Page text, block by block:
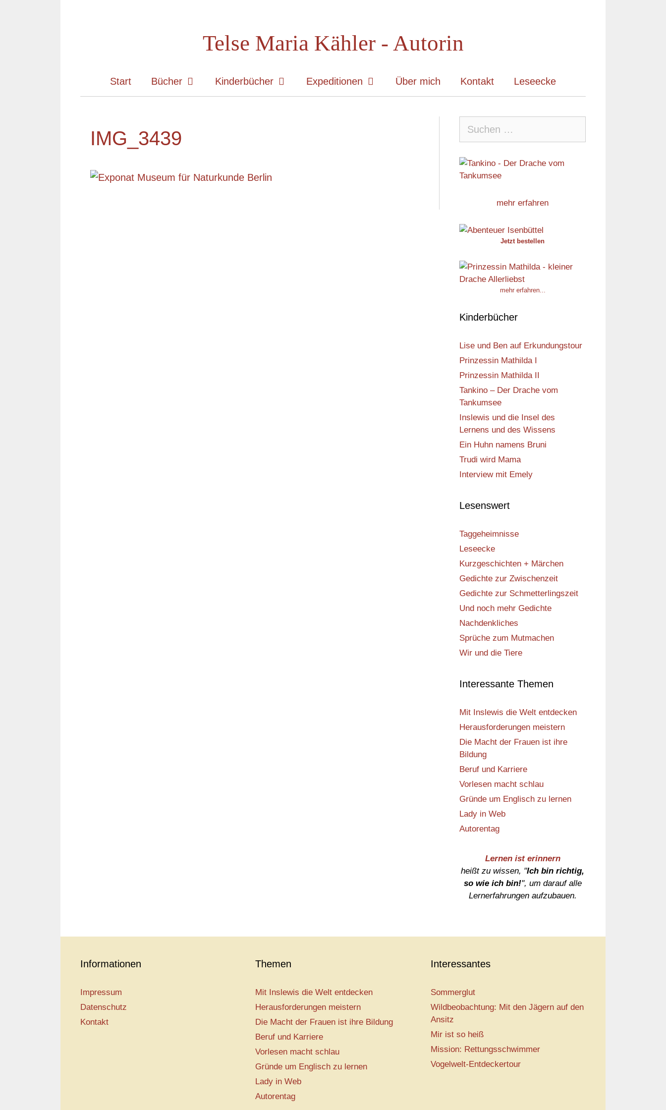
Telse Maria Kähler - Autorin
Start Bücher Kinderbücher Expeditionen Über mich Kontakt Leseecke
IMG_3439
nach:
mehr erfahren
Jetzt bestellen
mehr erfahren...
Kinderbücher
Lise und Ben auf Erkundungstour
Prinzessin Mathilda I
Prinzessin Mathilda II
Tankino – Der Drache vom
Tankumsee
Inslewis und die Insel des
Lernens und des Wissens
Ein Huhn namens Bruni
Trudi wird Mama
Interview mit Emely
Lesenswert
Taggeheimnisse
Leseecke
Kurzgeschichten + Märchen
Gedichte zur Zwischenzeit
Gedichte zur Schmetterlingszeit
Und noch mehr Gedichte
Nachdenkliches
Sprüche zum Mutmachen
Wir und die Tiere
Interessante Themen
Mit Inslewis die Welt entdecken
Herausforderungen meistern
Die Macht der Frauen ist ihre
Bildung
Beruf und Karriere
Vorlesen macht schlau
Gründe um Englisch zu lernen
Lady in Web
Autorentag
Lernen ist erinnern
heißt zu wissen, "Ich bin richtig,
so wie ich bin!", um darauf alle
Lernerfahrungen aufzubauen.
Informationen
Impressum
Datenschutz
Kontakt
Themen
Mit Inslewis die Welt entdecken
Herausforderungen meistern
Die Macht der Frauen ist ihre Bildung
Beruf und Karriere
Vorlesen macht schlau
Gründe um Englisch zu lernen
Lady in Web
Autorentag
Interessantes
Sommerglut
Wildbeobachtung: Mit den Jägern auf den
Ansitz
Mir ist so heiß
Mission: Rettungsschwimmer
Vogelwelt-Entdeckertour